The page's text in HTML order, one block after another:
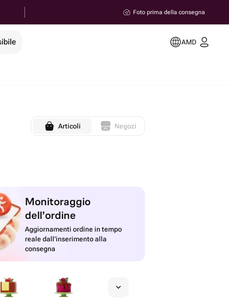
Foto prima della consegna
AMD
Articoli Negozi
Monitoraggio
dell’ordine
Aggiornamenti ordine in tempo
reale dall’inserimento alla
consegna